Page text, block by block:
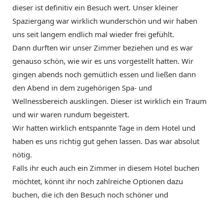
dieser ist definitiv ein Besuch wert. Unser kleiner
Spaziergang war wirklich wunderschön und wir haben
uns seit langem endlich mal wieder frei gefühlt.
Dann durften wir unser Zimmer beziehen und es war
genauso schön, wie wir es uns vorgestellt hatten. Wir
gingen abends noch gemütlich essen und ließen dann
den Abend in dem zugehörigen Spa- und
Wellnessbereich ausklingen. Dieser ist wirklich ein Traum
und wir waren rundum begeistert.
Wir hatten wirklich entspannte Tage in dem Hotel und
haben es uns richtig gut gehen lassen. Das war absolut
nötig.
Falls ihr euch auch ein Zimmer in diesem Hotel buchen
möchtet, könnt ihr noch zahlreiche Optionen dazu
buchen, die ich den Besuch noch schöner und